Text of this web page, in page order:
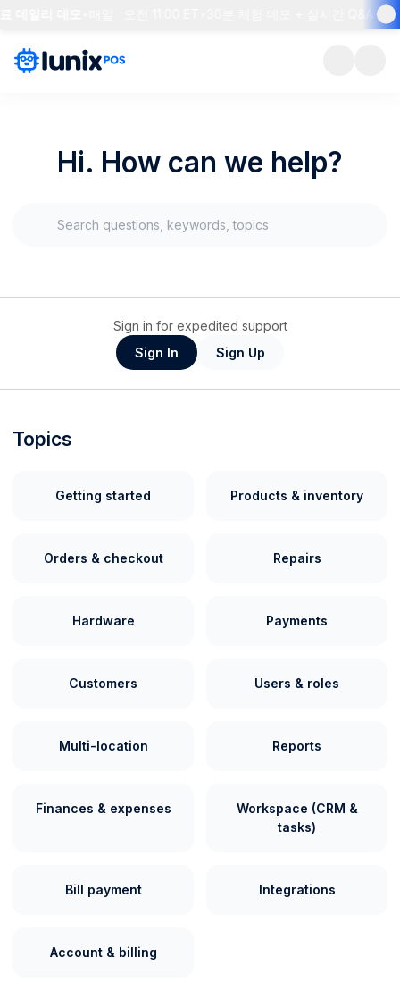
Hi. How can we help?
Sign in for expedited support
Sign In
Sign Up
Topics
Getting started Products & inventory
Orders & checkout Repairs
Hardware Payments
Customers Users & roles
Multi-location Reports
Finances & expenses
Workspace (CRM &
tasks)
Bill payment Integrations
Account & billing